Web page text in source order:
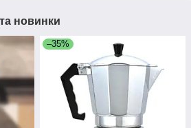
новинки
–35%